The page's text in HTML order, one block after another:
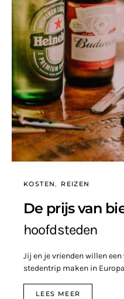
KOSTEN REIZEN
De prijs van
hoofdsteden
Jij en je vrienden willen
stedentrip maken in
LEES MEER